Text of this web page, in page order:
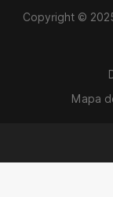
Copyright ©
Mapa